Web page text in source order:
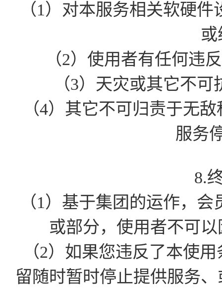
（1）对本服务相关软硬
或
（2）使用者有任何违
（3）天灾或其它不
（4）其它不可归责于无
服务
8.
（1）基于集团的运作，
或部分，使用者不可
（2）如果您违反了本使
留随时暂时停止提供服务